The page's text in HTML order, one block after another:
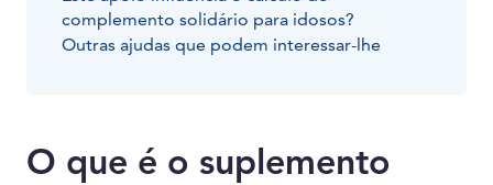
complemento solidário para idosos?
Outras ajudas que podem interessar-lhe
O que é o suplemento